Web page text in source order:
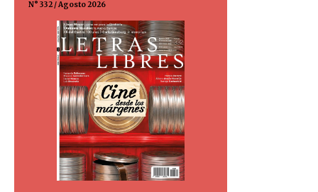
N° 332 / Agosto 2026